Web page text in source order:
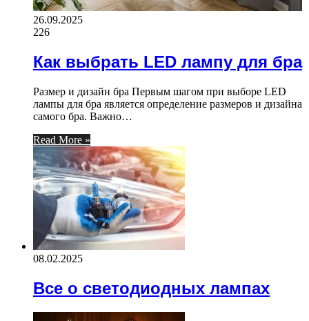
26.09.2025
226
Как выбрать LED лампу для бра
Размер и дизайн бра Первым шагом при выборе LED
лампы для бра является определение размеров и дизайна
самого бра. Важно…
Read More »
08.02.2025
Все о светодиодных лампах